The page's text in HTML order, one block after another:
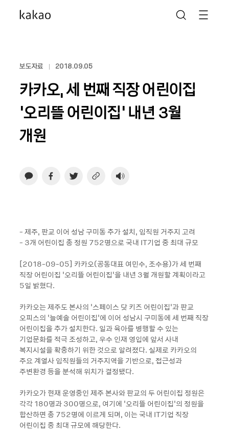
보도자료 2018.09.05
카카오, 세 번째 직장 어린이집
‘오리뜰 어린이집’ 내년 3월
개원
- 제주, 판교 이어 성남 구미동 추가 설치, 임직원 거주지 고려
- 3개 어린이집 총 정원 752명으로 국내 IT기업 중 최대 규모
[2018-09-05] 카카오(공동대표 여민수, 조수용)가 세 번째
직장 어린이집 ‘오리뜰 어린이집’을 내년 3월 개원할 계획이라고
5일 밝혔다.
카카오는 제주도 본사의 ‘스페이스 닷 키즈 어린이집’과 판교
오피스의 ‘늘예솔 어린이집’에 이어 성남시 구미동에 세 번째 직장
어린이집을 추가 설치한다. 일과 육아를 병행할 수 있는
기업문화를 적극 조성하고, 우수 인재 영입에 앞서 사내
복지시설을 확충하기 위한 것으로 알려졌다. 실제로 카카오의
주요 계열사 임직원들의 거주지역을 기반으로, 접근성과
주변환경 등을 분석해 위치가 결정됐다.
카카오가 현재 운영중인 제주 본사와 판교의 두 어린이집 정원은
각각 180명과 300명으로, 여기에 ‘오리뜰 어린이집’의 정원을
합산하면 총 752명에 이르게 되며, 이는 국내 IT기업 직장
어린이집 중 최대 규모에 해당한다.